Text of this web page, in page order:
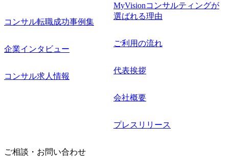
コンサル転職成功事例集
企業インタビュー
コンサル求人情報
MyVisionコンサルティングが
選ばれる理由
ご利用の流れ
代表挨拶
会社概要
プレスリリース
ご相談・お問い合わせ